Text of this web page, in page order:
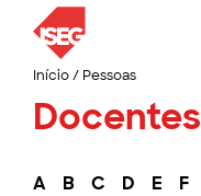
Início/ Pessoas
Docentes
A B C D E F